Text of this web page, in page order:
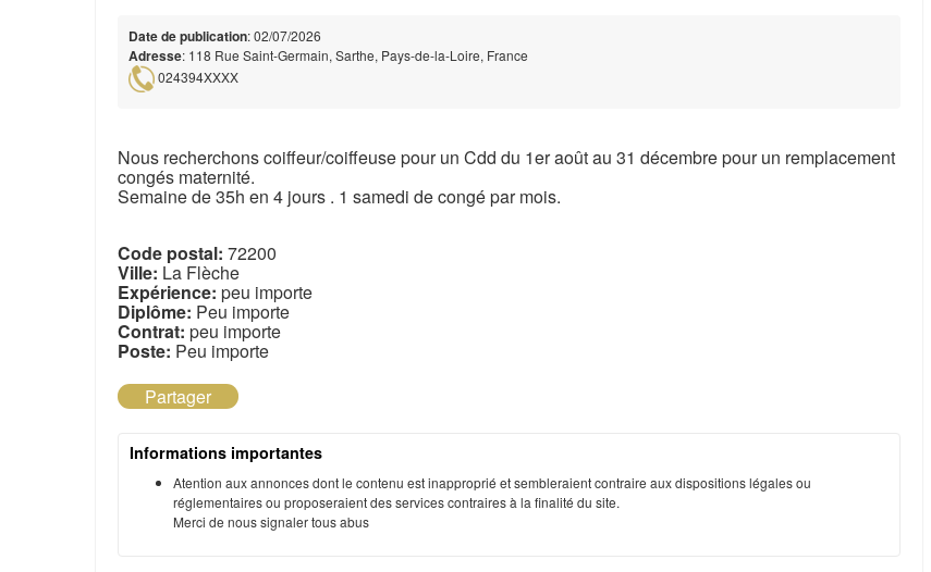
Date de publication: 02/07/2026
Adresse: 118 Rue Saint-Germain, Sarthe, Pays-de-la-Loire, France
024394XXXX
Nous recherchons coiffeur/coiffeuse pour un Cdd du 1er août au 31 décembre pour un remplacement
congés maternité.
Semaine de 35h en 4 jours . 1 samedi de congé par mois.
Code postal: 72200
Ville: La Flèche
Expérience: peu importe
Diplôme: Peu importe
Contrat: peu importe
Poste: Peu importe
Partager
Informations importantes
Atention aux annonces dont le contenu est inapproprié et sembleraient contraire aux dispositions légales ou
réglementaires ou proposeraient des services contraires à la finalité du site.
Merci de nous signaler tous abus